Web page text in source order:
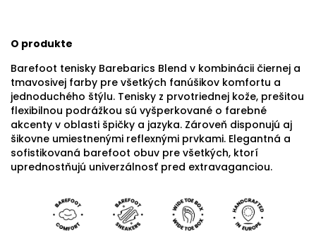
O produkte
Barefoot tenisky Barebarics Blend v kombinácii čiernej a
tmavosivej farby pre všetkých fanúšikov komfortu a
jednoduchého štýlu. Tenisky z prvotriednej kože, prešitou
flexibilnou podrážkou sú vyšperkované o farebné
akcenty v oblasti špičky a jazyka. Zároveň disponujú aj
šikovne umiestnenými reflexnými prvkami. Elegantná a
sofistikovaná barefoot obuv pre všetkých, ktorí
uprednostňujú univerzálnosť pred extravaganciou.